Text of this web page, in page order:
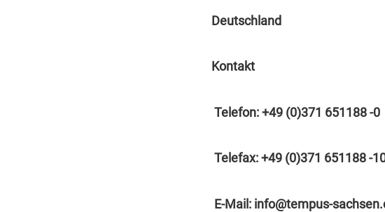
Deutschland
Kontakt
Telefon: +49 (0)371 651188 -0
Telefax: +49 (0)371 651188 -
E-Mail: info@tempus-